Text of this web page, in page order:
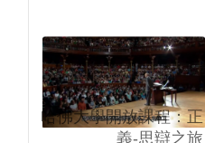
哈佛大學開放課程：正
義-思辯之旅